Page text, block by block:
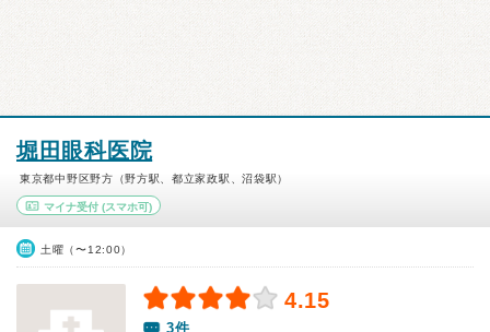
堀田眼科医院
東京都中野区野方（野方駅、都立家政駅、沼袋駅）
マイナ受付 (スマホ可)
土曜（〜12:00）
4.15
3件